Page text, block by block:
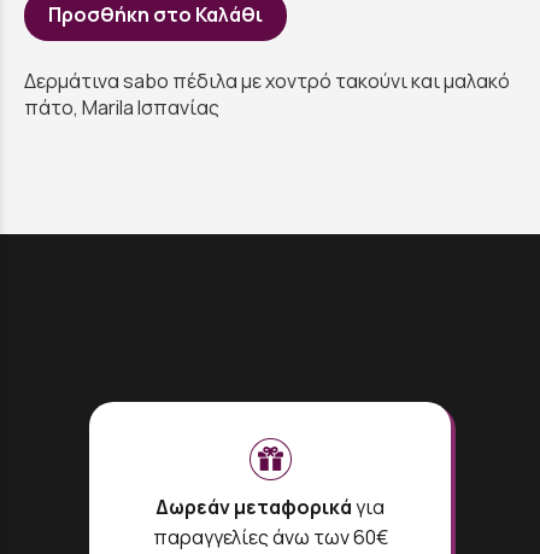
Προσθήκη στο Καλάθι
Δερμάτινα sabo πέδιλα με χοντρό τακούνι και μαλακό
πάτο, Marila Ισπανίας
Δωρεάν μεταφορικάγια
παραγγελίες άνω των 60€